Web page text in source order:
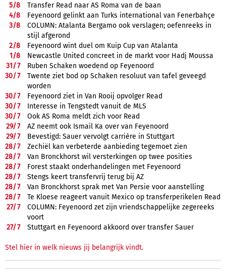
5/8
Transfer Read naar AS Roma van de baan
4/8
Feyenoord gelinkt aan Turks international van Fenerbahçe
3/8
COLUMN: Atalanta Bergamo ook verslagen; oefenreeks in
stijl afgerond
2/8
Feyenoord wint duel om Kuip Cup van Atalanta
1/8
Newcastle United concreet in de markt voor Hadj Moussa
31/7
Ruben Schaken woedend op Feyenoord
30/7
Twente ziet bod op Schaken resoluut van tafel geveegd
worden
30/7
Feyenoord ziet in Van Rooij opvolger Read
30/7
Interesse in Tengstedt vanuit de MLS
30/7
Ook AS Roma meldt zich voor Read
29/7
AZ neemt ook Ismail Ka over van Feyenoord
29/7
Bevestigd: Sauer vervolgt carrière in Stuttgart
28/7
Zechiël kan verbeterde aanbieding tegemoet zien
28/7
Van Bronckhorst wil versterkingen op twee posities
28/7
Forest staakt onderhandelingen met Feyenoord
28/7
Stengs keert transfervrij terug bij AZ
28/7
Van Bronckhorst sprak met Van Persie voor aanstelling
28/7
Te Kloese reageert vanuit Mexico op transferperikelen Read
27/7
COLUMN: Feyenoord zet zijn vriendschappelijke zegereeks
voort
27/7 Stuttgart en Feyenoord akkoord over transfer Sauer
Stel hier in welk nieuws jij belangrijk vindt.